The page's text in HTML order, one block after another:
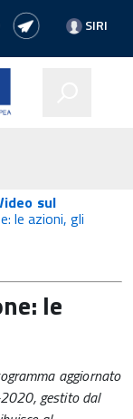
SIRI
sul
le azioni, gli
le
aggiornato
gestito dal